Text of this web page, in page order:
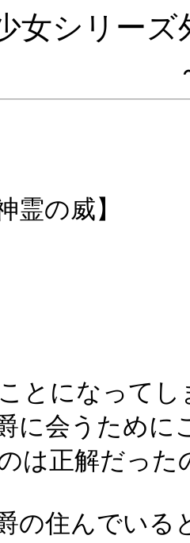
女シリー
の威】
とになってし
に会うために
は正解だっ
の住んでいる